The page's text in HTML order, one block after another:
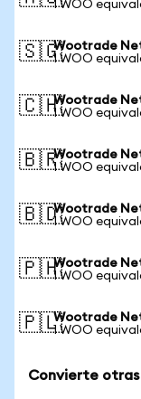
1 WOO
🇸🇬Wootrade
1 WOO
🇨🇭Wootrade
1 WOO
🇧🇷Wootrade
1 WOO
🇧🇩Wootrade
1 WOO
🇵🇭Wootrade
1 WOO
🇵🇱Wootrade
1 WOO
Convierte otras